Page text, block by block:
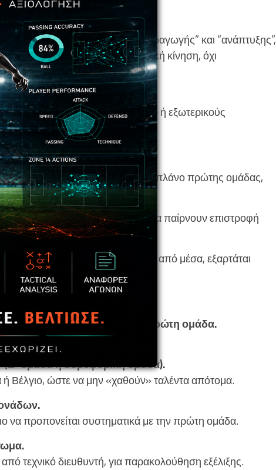
δίνουν την αίσθηση “παραγωγής” και “ανάπτυξης”,
από αυτές. Είναι επικοινωνιακή κίνηση, όχι
σε πίεση από γονείς, μάνατζερ ή εξωτερικούς
σε άλλη ομάδα.
συμμετοχής και προπονητικό πλάνο πρώτης ομάδας,
Επενδύουν συμβόλαια χωρίς να παίρνουν επιστροφή
Χωρίς ανάδειξη παικτών από μέσα, εξαρτάται
μετάβασης από Ακαδημία σε πρώτη ομάδα.
αξιολογήσεις.
ομάδα ή δορυφορική ομάδα).
Βέλγιο, ώστε να μην «χαθούν» ταλέντα απότομα.
να προπονείται συστηματικά με την πρώτη ομάδα.
τεχνικό διευθυντή, για παρακολούθηση εξέλιξης.